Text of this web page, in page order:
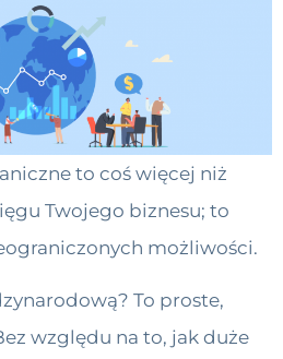
to coś więcej niż
Twojego biznesu; to
możliwości.
To proste,
względu na to, jak duże